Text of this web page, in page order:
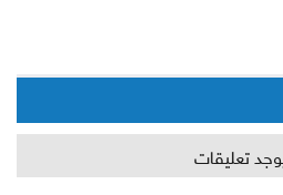
تعليقات